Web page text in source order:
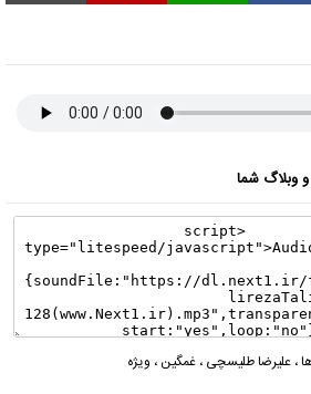
وبلاگ شما
، علیرضا طلیسچی ، غمگین ، ویژه